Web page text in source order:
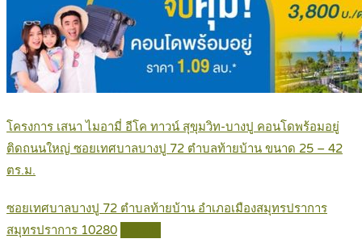
โครงการ เสนา ไมอามี่ อีโค ทาวน์ สุขุมวิท-บางปู คอนโดพร้อมอยู่
ติดถนนใหญ่ ซอยเทศบาลบางปู 72 ตำบลท้ายบ้าน ขนาด 25 – 42
ตร.ม.
ซอยเทศบาลบางปู 72 ตำบลท้ายบ้าน อำเภอเมืองสมุทรปราการ
สมุทรปราการ 10280